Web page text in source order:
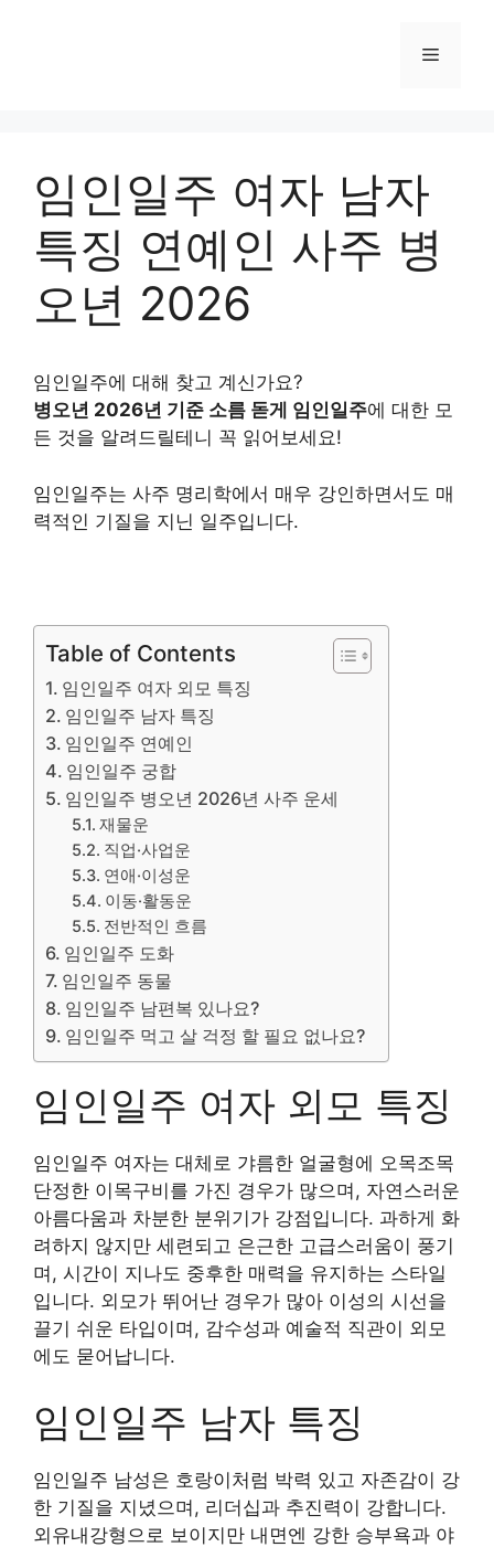
Menu
임인일주 여자 남자
특징 연예인 사주 병
오년 2026
임인일주에 대해 찾고 계신가요?
병오년 2026년 기준 소름 돋게 임인일주에 대한 모
든 것을 알려드릴테니 꼭 읽어보세요!
임인일주는 사주 명리학에서 매우 강인하면서도 매
력적인 기질을 지닌 일주입니다.
Table of Contents
임인일주 여자 외모 특징
임인일주 남자 특징
임인일주 연예인
임인일주 궁합
임인일주 병오년 2026년 사주 운세
재물운
직업·사업운
연애·이성운
이동·활동운
전반적인 흐름
임인일주 도화
임인일주 동물
임인일주 남편복 있나요?
임인일주 먹고 살 걱정 할 필요 없나요?
임인일주 여자 외모 특징
임인일주 여자는 대체로 갸름한 얼굴형에 오목조목
단정한 이목구비를 가진 경우가 많으며, 자연스러운
아름다움과 차분한 분위기가 강점입니다. 과하게 화
려하지 않지만 세련되고 은근한 고급스러움이 풍기
며, 시간이 지나도 중후한 매력을 유지하는 스타일
입니다. 외모가 뛰어난 경우가 많아 이성의 시선을
끌기 쉬운 타입이며, 감수성과 예술적 직관이 외모
에도 묻어납니다.
임인일주 남자 특징
임인일주 남성은 호랑이처럼 박력 있고 자존감이 강
한 기질을 지녔으며, 리더십과 추진력이 강합니다.
외유내강형으로 보이지만 내면엔 강한 승부욕과 야